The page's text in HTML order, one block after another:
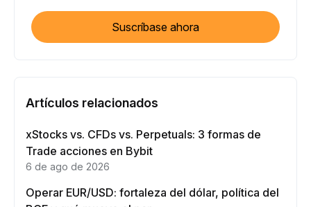
Suscríbase ahora
Artículos relacionados
xStocks vs. CFDs vs. Perpetuals: 3 formas de
Trade acciones en Bybit
6 de ago de 2026
Operar EUR/USD: fortaleza del dólar, política del